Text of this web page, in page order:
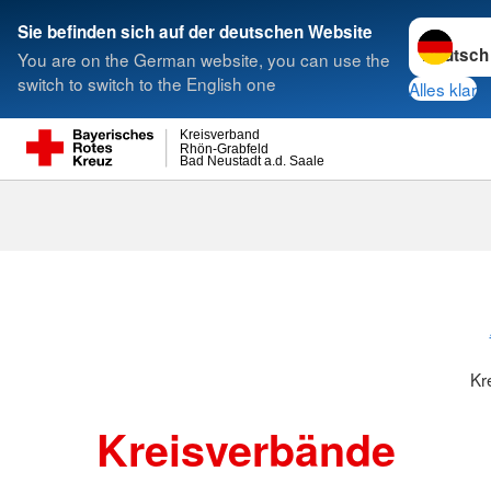
Sie befinden sich auf der deutschen Website
You are on the German website, you can use the
switch to switch to the English one
Sprache
Alles klar
Bad Neustadt a.d. Saale
Rhön-Grabfeld
Kreisverband
Suche
Kreisverbände